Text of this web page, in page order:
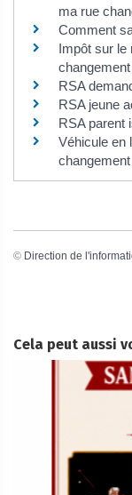
ma rue
Comment
Impôt sur le
RSA
RSA jeune
RSA parent
Véhicule en
© Direction de
Cela peut aussi